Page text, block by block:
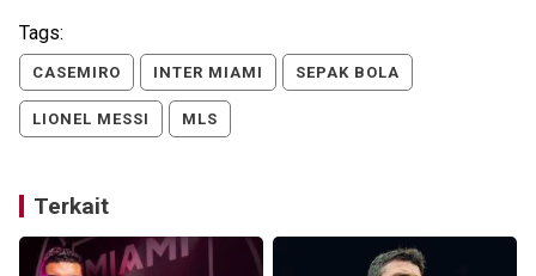
Tags:
CASEMIRO INTER MIAMI SEPAK BOLA
LIONEL MESSI MLS
Terkait